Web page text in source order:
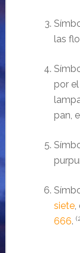
las
por
pan,
siete,
666.